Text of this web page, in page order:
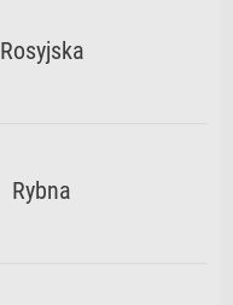
Rosyjska
Rybna